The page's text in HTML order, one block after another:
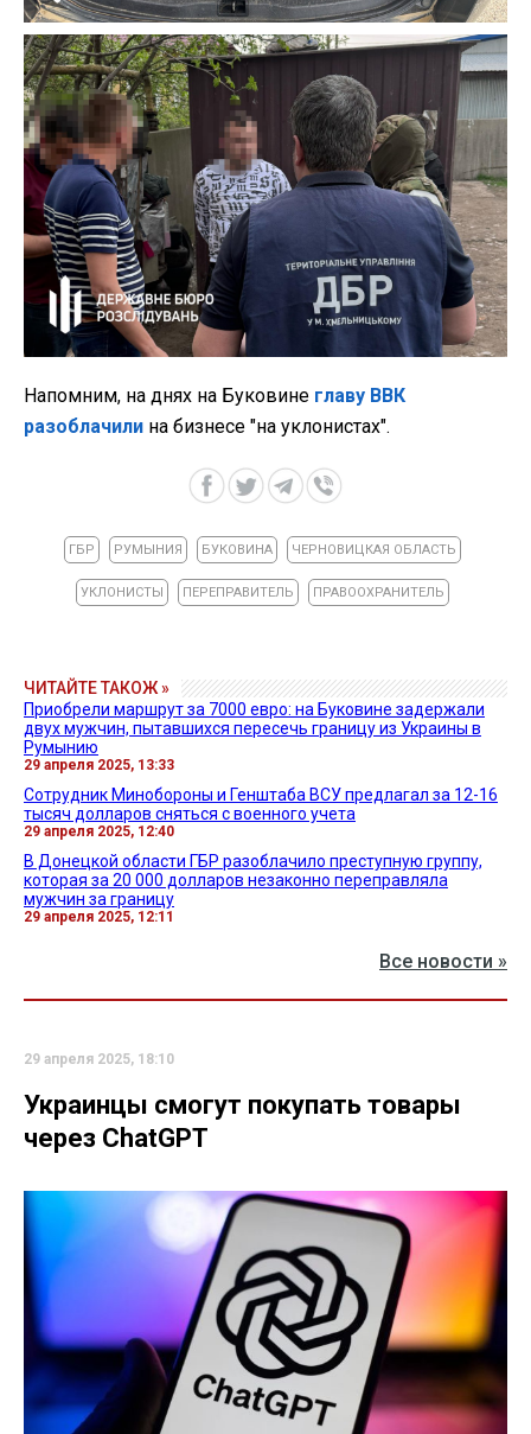
Напомним, на днях на Буковине главу ВВК
разоблачили на бизнесе "на уклонистах".
ГБР РУМЫНИЯ БУКОВИНА ЧЕРНОВИЦКАЯ ОБЛАСТЬ
УКЛОНИСТЫ ПЕРЕПРАВИТЕЛЬ ПРАВООХРАНИТЕЛЬ
ЧИТАЙТЕ ТАКОЖ »
Приобрели маршрут за 7000 евро: на Буковине задержали
двух мужчин, пытавшихся пересечь границу из Украины в
Румынию
29 апреля 2025, 13:33
Сотрудник Минобороны и Генштаба ВСУ предлагал за 12-16
тысяч долларов сняться с военного учета
29 апреля 2025, 12:40
В Донецкой области ГБР разоблачило преступную группу,
которая за 20 000 долларов незаконно переправляла
мужчин за границу
29 апреля 2025, 12:11
Все новости »
29 апреля 2025, 18:10
Украинцы смогут покупать товары
через ChatGPT